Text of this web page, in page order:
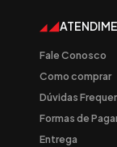
Fale Conosco
Como comprar
Dúvidas
Formas de
Entrega